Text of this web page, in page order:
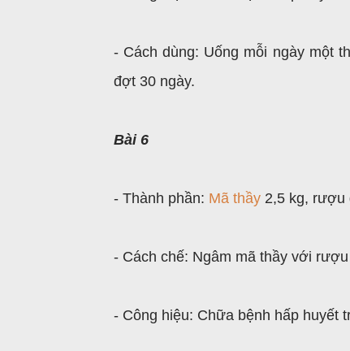
- Cách dùng: Uống mỗi ngày một
đợt 30 ngày.
Bài 6
- Thành phần: Mã thầy 2,5 kg, rượu
- Cách chế: Ngâm mã thầy với
- Công hiệu: Chữa bệnh hấp huyết